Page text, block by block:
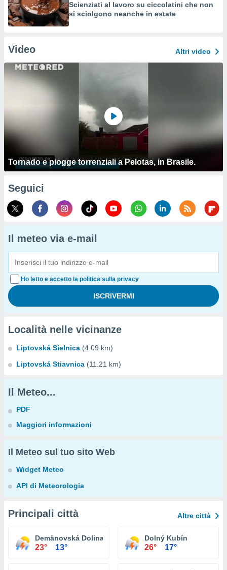
Scienziati al lavoro su ciccolatini che non
si sciolgono neanche in estate
Video Altri video
Tornado e piogge torrenziali a Pelotas, in Brasile.
Seguici
Il meteo via e-mail
Ho letto e accetto la politica sulla privacy
Località nelle vicinanze
Liptovská Sielnica (4.09 km)
Liptovská Stiavnica (11.21 km)
Il Meteo...
PDF
Maggiori informazioni
Il Meteo sul tuo sito Web
Widget Meteo
API di Meteorologia
Principali città Altre città
Demänovská Dolina
23° 13°
Dolný Kubín
26° 17°